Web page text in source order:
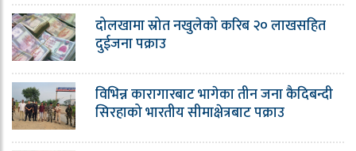
दोलखामा स्रोत नखुलेको करिब २० लाखसहित
दुईजना पक्राउ
विभिन्न कारागारबाट भागेका तीन जना कैदिबन्दी
सिरहाको भारतीय सीमाक्षेत्रबाट पक्राउ